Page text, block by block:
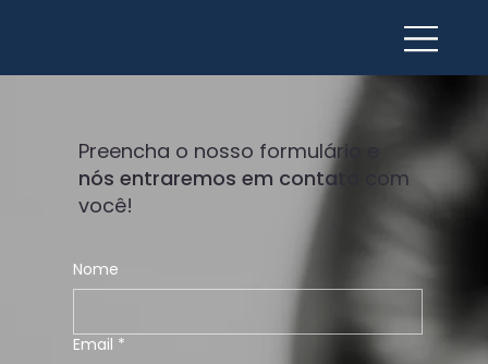
Preencha o nosso formulário e
nós entraremos em contato
com
você!
Nome
Email *